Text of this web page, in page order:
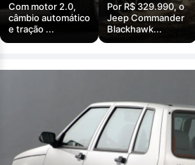
Com motor 2.0,
câmbio automático
e tração ...
Por R$ 329.990, o
Jeep Commander
Blackhawk...